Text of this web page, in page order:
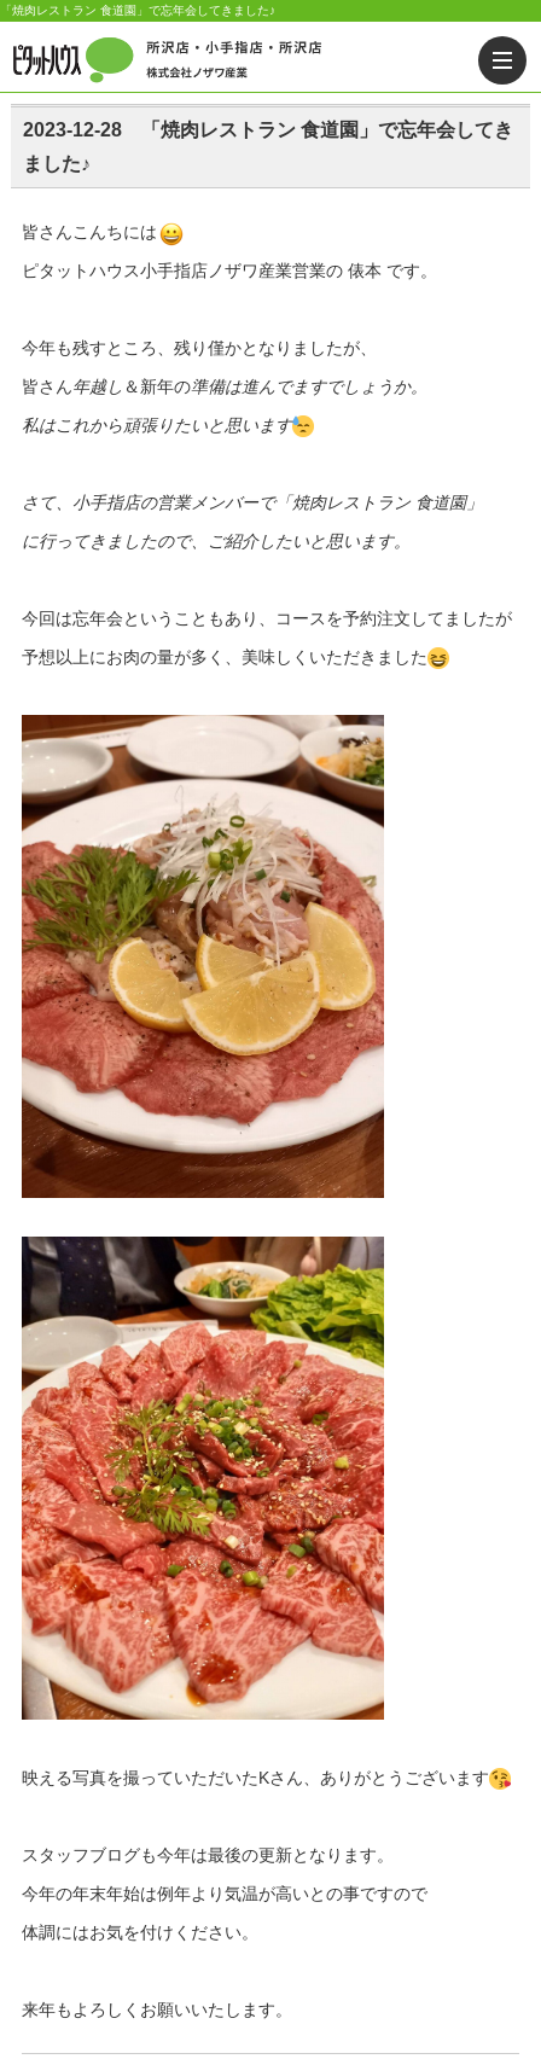
「焼肉レストラン 食道園」で忘年会してきました♪
2023-12-28 「焼肉レストラン 食道園」で忘年会してき
ました♪
皆さんこんちには
ピタットハウス小手指店ノザワ産業営業の 俵本 です。
今年も残すところ、残り僅かとなりましたが、
皆さん年越し ＆新年の準備は進んでますでしょうか。
私はこれから頑張りたいと思います
さて、小手指店の営業メンバーで「焼肉レストラン 食道園」
に行ってきましたので、ご紹介したいと思います。
今回は忘年会ということもあり、コースを予約注文してましたが
予想以上にお肉の量が多く、美味しくいただきました
映える写真を撮っていただいたKさん、ありがとうございます
スタッフブログも今年は最後の更新となります。
今年の年末年始は例年より気温が高いとの事ですので
体調にはお気を付けください。
来年もよろしくお願いいたします。